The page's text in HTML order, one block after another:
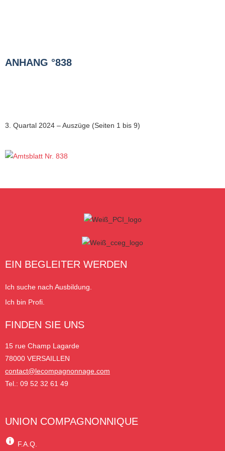
ANHANG °838
3. Quartal 2024 – Auszüge (Seiten 1 bis 9)
EIN BEGLEITER WERDEN
Ich suche nach Ausbildung.
Ich bin Profi.
FINDEN SIE UNS
15 rue Champ Lagarde
78000 VERSAILLEN
contact@lecompagnonnage.com
Tel.: 09 52 32 61 49
UNION COMPAGNONNIQUE
F.A.Q.